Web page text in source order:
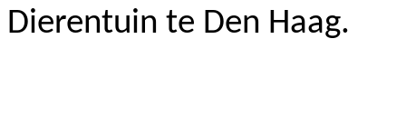
Dierentuin te Den Haag.